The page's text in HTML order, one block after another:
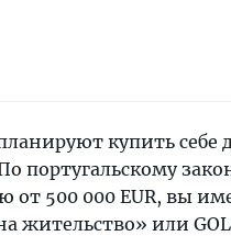
купить себе
португальскому
500 000 EUR, вы
жительство» или